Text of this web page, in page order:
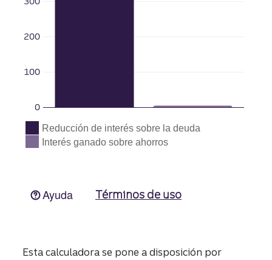
Esta calculadora se pone a disposición por